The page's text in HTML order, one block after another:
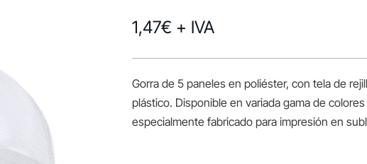
1,47€ + IVA
Gorra de 5 paneles en poliéster, con tela de
plástico. Disponible en variada gama de
especialmente fabricado para impresión en